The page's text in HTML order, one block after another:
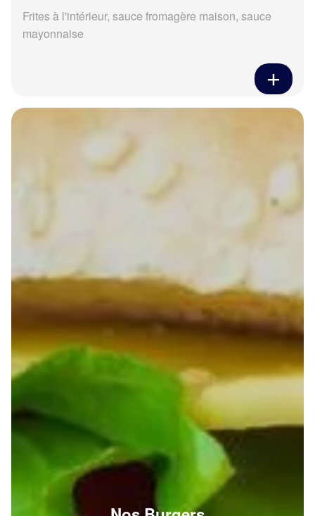
Frites à l'intérieur, sauce fromagère maison, sauce
mayonnaise